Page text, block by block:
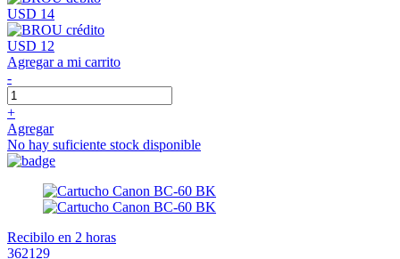
USD 14
USD 12
Agregar a mi carrito
-
+
Agregar
No hay suficiente stock disponible
Recibilo en 2 horas
362129